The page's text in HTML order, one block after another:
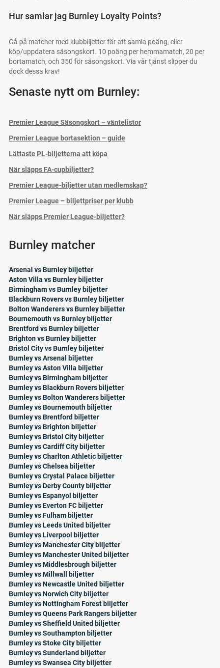
Hur samlar jag Burnley Loyalty Points?
Gå på matcher med klubbiljetter för att samla poäng, eller
köp/uppdatera säsongskort. 10 poäng per hemmamatch, 20 per
bortamatch, och 350 för säsongskort. Via vår tjänst slipper du
dock dessa krav!
Senaste nytt om Burnley:
Premier League Säsongskort – väntelistor
Premier League bortasektion – guide
Lättaste PL-biljetterna att köpa
När släpps FA-cupbiljetter?
Premier League-biljetter utan medlemskap?
Premier League – biljettpriser per klubb
När släpps Premier League-biljetter?
Burnley matcher
Arsenal vs Burnley biljetter
Aston Villa vs Burnley biljetter
Birmingham vs Burnley biljetter
Blackburn Rovers vs Burnley biljetter
Bolton Wanderers vs Burnley biljetter
Bournemouth vs Burnley biljetter
Brentford vs Burnley biljetter
Brighton vs Burnley biljetter
Bristol City vs Burnley biljetter
Burnley vs Arsenal biljetter
Burnley vs Aston Villa biljetter
Burnley vs Birmingham biljetter
Burnley vs Blackburn Rovers biljetter
Burnley vs Bolton Wanderers biljetter
Burnley vs Bournemouth biljetter
Burnley vs Brentford biljetter
Burnley vs Brighton biljetter
Burnley vs Bristol City biljetter
Burnley vs Cardiff City biljetter
Burnley vs Charlton Athletic biljetter
Burnley vs Chelsea biljetter
Burnley vs Crystal Palace biljetter
Burnley vs Derby County biljetter
Burnley vs Espanyol biljetter
Burnley vs Everton FC biljetter
Burnley vs Fulham biljetter
Burnley vs Leeds United biljetter
Burnley vs Liverpool biljetter
Burnley vs Manchester City biljetter
Burnley vs Manchester United biljetter
Burnley vs Middlesbrough biljetter
Burnley vs Millwall biljetter
Burnley vs Newcastle United biljetter
Burnley vs Norwich City biljetter
Burnley vs Nottingham Forest biljetter
Burnley vs Queens Park Rangers biljetter
Burnley vs Sheffield United biljetter
Burnley vs Southampton biljetter
Burnley vs Stoke City biljetter
Burnley vs Sunderland biljetter
Burnley vs Swansea City biljetter